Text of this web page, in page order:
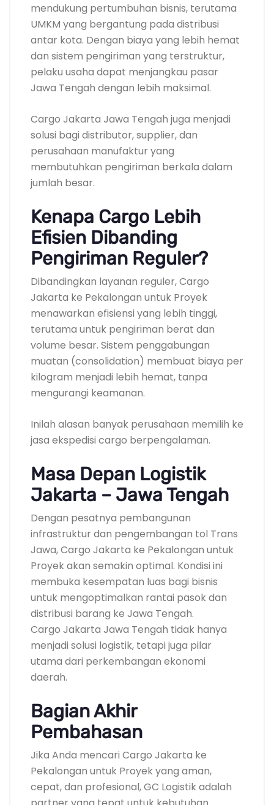
mendukung pertumbuhan bisnis, terutama
UMKM yang bergantung pada distribusi
antar kota. Dengan biaya yang lebih hemat
dan sistem pengiriman yang terstruktur,
pelaku usaha dapat menjangkau pasar
Jawa Tengah dengan lebih maksimal.
Cargo Jakarta Jawa Tengah juga menjadi
solusi bagi distributor, supplier, dan
perusahaan manufaktur yang
membutuhkan pengiriman berkala dalam
jumlah besar.
Kenapa Cargo Lebih
Efisien Dibanding
Pengiriman Reguler?
Dibandingkan layanan reguler, Cargo
Jakarta ke Pekalongan untuk Proyek
menawarkan efisiensi yang lebih tinggi,
terutama untuk pengiriman berat dan
volume besar. Sistem penggabungan
muatan (consolidation) membuat biaya per
kilogram menjadi lebih hemat, tanpa
mengurangi keamanan.
Inilah alasan banyak perusahaan memilih ke
jasa ekspedisi cargo berpengalaman.
Masa Depan Logistik
Jakarta – Jawa Tengah
Dengan pesatnya pembangunan
infrastruktur dan pengembangan tol Trans
Jawa, Cargo Jakarta ke Pekalongan untuk
Proyek akan semakin optimal. Kondisi ini
membuka kesempatan luas bagi bisnis
untuk mengoptimalkan rantai pasok dan
distribusi barang ke Jawa Tengah.
Cargo Jakarta Jawa Tengah tidak hanya
menjadi solusi logistik, tetapi juga pilar
utama dari perkembangan ekonomi
daerah.
Bagian Akhir
Pembahasan
Jika Anda mencari Cargo Jakarta ke
Pekalongan untuk Proyek yang aman,
cepat, dan profesional, GC Logistik adalah